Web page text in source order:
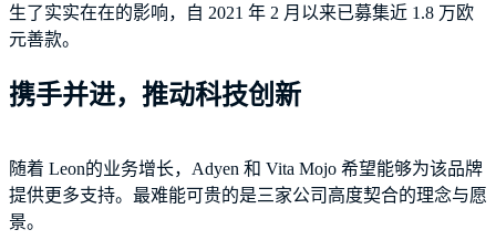
生了实实在在的影响，自 2021 年 2 月以来已募集近 1.8 万欧
元善款。
携手并进，推动科技创新
随着 Leon的业务增长，Adyen 和 Vita Mojo 希望能够为该品牌
提供更多支持。最难能可贵的是三家公司高度契合的理念与愿
景。